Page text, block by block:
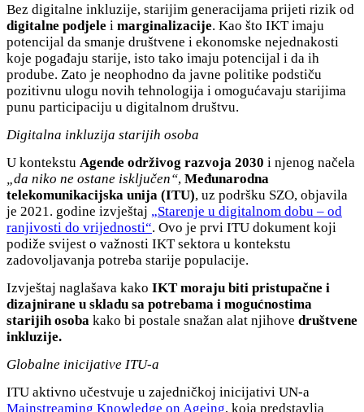
Bez digitalne inkluzije, starijim generacijama prijeti rizik od
digitalne podjele i marginalizacije. Kao što IKT imaju
potencijal da smanje društvene i ekonomske nejednakosti
koje pogađaju starije, isto tako imaju potencijal i da ih
prodube. Zato je neophodno da javne politike podstiču
pozitivnu ulogu novih tehnologija i omogućavaju starijima
punu participaciju u digitalnom društvu.
Digitalna inkluzija starijih osoba
U kontekstu Agende održivog razvoja 2030 i njenog načela
„da niko ne ostane isključen“, Međunarodna
telekomunikacijska unija (ITU), uz podršku SZO, objavila
je 2021. godine izvještaj „Starenje u digitalnom dobu – od
ranjivosti do vrijednosti“. Ovo je prvi ITU dokument koji
podiže svijest o važnosti IKT sektora u kontekstu
zadovoljavanja potreba starije populacije.
Izvještaj naglašava kako IKT moraju biti pristupačne i
dizajnirane u skladu sa potrebama i mogućnostima
starijih osoba kako bi postale snažan alat njihove društvene
inkluzije.
Globalne inicijative ITU-a
ITU aktivno učestvuje u zajedničkoj inicijativi UN-a
Mainstreaming Knowledge on Ageing, koja predstavlja